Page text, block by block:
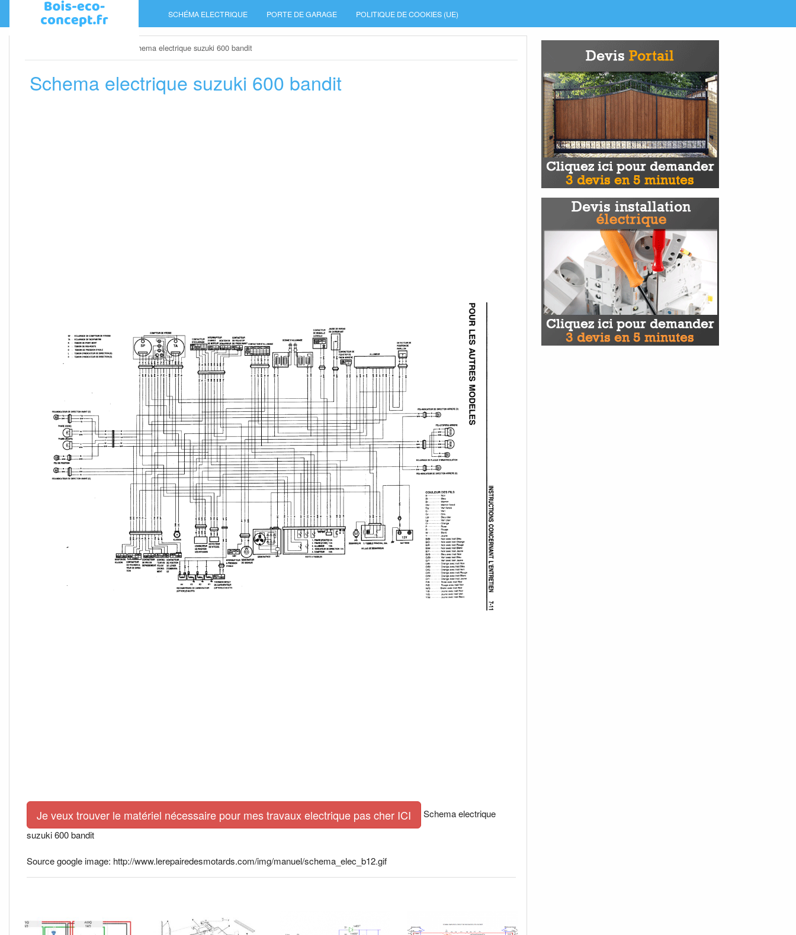
SCHÉMA ELECTRIQUE PORTE DE GARAGE POLITIQUE DE COOKIES (UE)
Schema electrique suzuki 600 bandit
Schema electrique suzuki 600 bandit
Je veux trouver le matériel nécessaire pour mes travaux electrique pas cher ICI
Schema electrique
suzuki 600 bandit
Source google image: http://www.lerepairedesmotards.com/img/manuel/schema_elec_b12.gif